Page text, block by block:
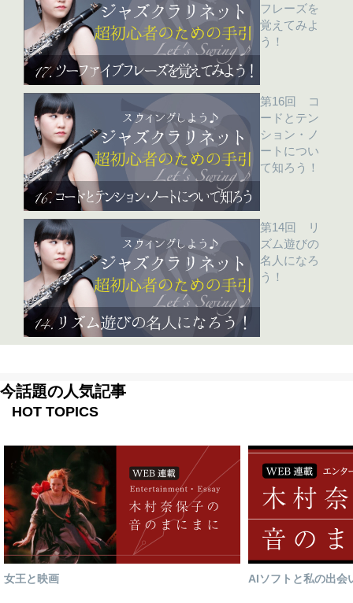
フレーズを
覚えてみよ
う！
第16回 コ
ードとテン
ション・ノ
ートについ
て知ろう！
第14回 リ
ズム遊びの
名人になろ
う！
今話題の人気記事
HOT TOPICS
女王と映画 AIソフトと私の出会